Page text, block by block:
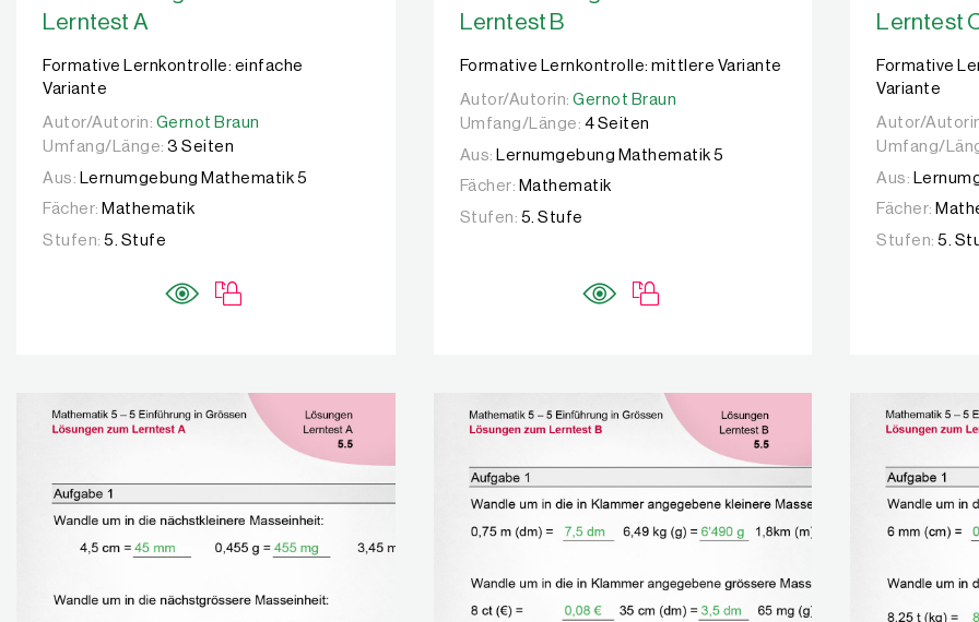
Lerntest A
Formative Lernkontrolle: einfache
Variante
Autor/Autorin: Gernot Braun
Autor/Autorin: Gernot Braun
Umfang/Länge: 3 Seiten
Aus:
Lernumgebung Mathematik 5
Fächer: Mathematik
Stufen: 5. Stufe
Lerntest B
Formative Lernkontrolle: mittlere Variante
Autor/Autorin: Gernot Braun
Autor/Autorin: Gernot Braun
Umfang/Länge: 4 Seiten
Aus:
Lernumgebung Mathematik 5
Fächer: Mathematik
Stufen: 5. Stufe
Lerntest
Formative
Variante
Autor/
Autor/
Umfang/
Aus:
Fächer:
Stufen: 5.